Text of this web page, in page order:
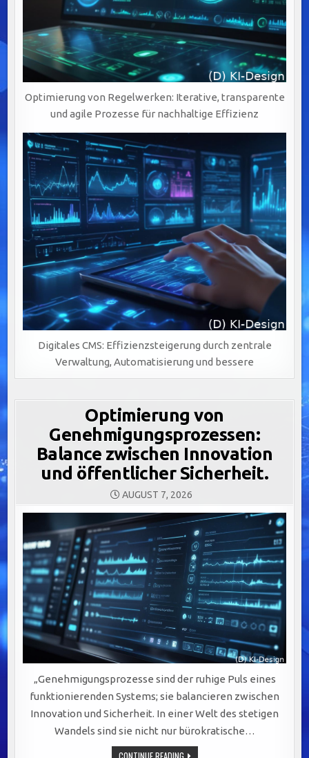
Optimierung von Regelwerken: Iterative, transparente
und agile Prozesse für nachhaltige Effizienz
Digitales CMS: Effizienzsteigerung durch zentrale
Verwaltung, Automatisierung und bessere
Optimierung von
Genehmigungsprozessen:
Balance zwischen Innovation
und öffentlicher Sicherheit.
AUGUST 7, 2026
„Genehmigungsprozesse sind der ruhige Puls eines
funktionierenden Systems; sie balancieren zwischen
Innovation und Sicherheit. In einer Welt des stetigen
Wandels sind sie nicht nur bürokratische…